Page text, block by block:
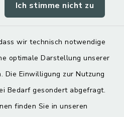
Ich stimme nicht zu
wir technisch notwendige
optimale Darstellung unserer
Die Einwilligung zur Nutzung
Bedarf gesondert abgefragt.
finden Sie in unseren
Kontakt